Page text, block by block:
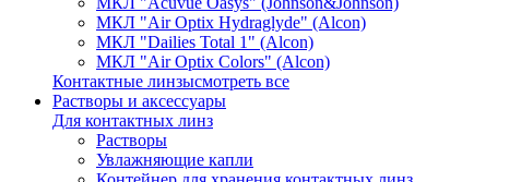
МКЛ "Air Optix Hydraglyde" (Alcon)
МКЛ "Dailies Total 1" (Alcon)
МКЛ "Air Optix Colors" (Alcon)
Контактные линзысмотреть все
Растворы и аксессуары
Для контактных линз
Растворы
Увлажняющие капли